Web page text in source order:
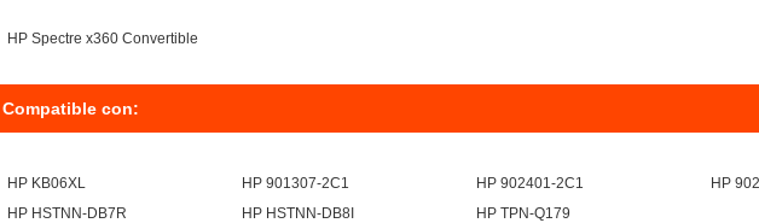
HP Spectre x360 Convertible
Compatible con:
HP KB06XL HP 901307-2C1 HP 902401-2C1
HP
HP HSTNN-DB7R
HP HSTNN-DB8I HP TPN-Q179